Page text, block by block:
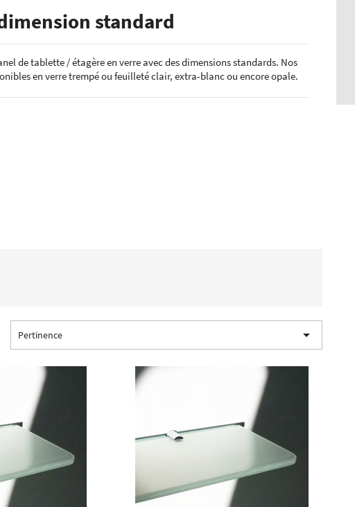
et trempé
laqués
standard
de tablette / étagère en verre avec des dimensions standards. Nos
en verre trempé ou feuilleté clair, extra-blanc ou encore opale.
Pertinence 